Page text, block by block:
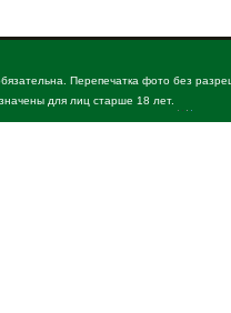
Перепечатка фото без
для лиц старше 18 лет.